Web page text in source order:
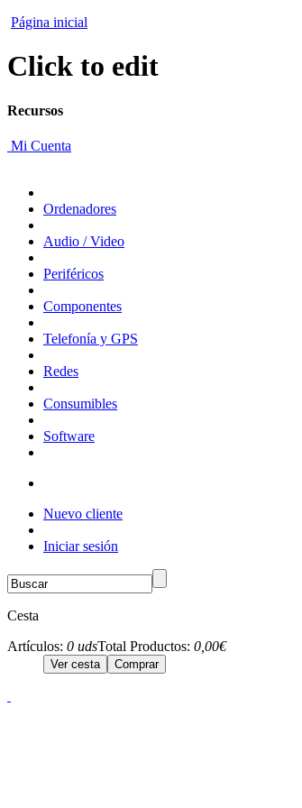
Página inicial
Click to edit
Recursos
Mi Cuenta
Ordenadores
Audio / Video
Periféricos
Componentes
Telefonía y GPS
Redes
Consumibles
Software
Nuevo cliente
Iniciar sesión
Cesta
Artículos: 0 udsTotal Productos: 0,00€